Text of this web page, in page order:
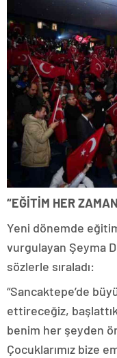
“EĞİTİM HER
Yeni dönemde
vurgulayan Şeyma
sözlerle sıraladı:
“Sancaktepe’de
ettireceğiz,
benim her şeyden
Çocuklarımız bize